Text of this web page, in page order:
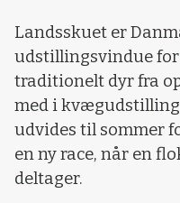
Landsskuet er
udstillingsvindue
traditionelt dyr fra
med i
udvides til sommer
en ny race, når en
deltager.